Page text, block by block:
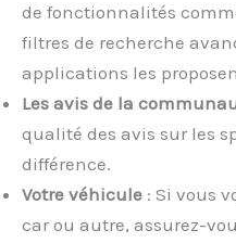
de fonctionnalités
filtres de recherche
applications les
Les avis de la
qualité des avis sur les
différence.
Votre véhicule : Si vous
car ou autre, assurez-